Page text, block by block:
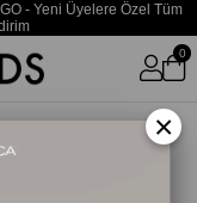
- Yeni Üyelere Özel Tüm
0
×